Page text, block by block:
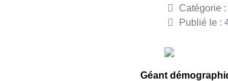
Catégorie :
Publié le :
Géant